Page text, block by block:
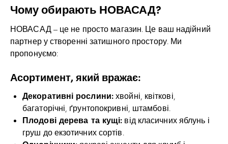
Чому обирають НОВАСАД?
НОВАСАД – це не просто магазин. Це ваш надійний
партнер у створенні затишного простору. Ми
пропонуємо:
Асортимент, який вражає:
Декоративні рослини: хвойні, квіткові,
багаторічні, ґрунтопокривні, штамбові.
Плодові дерева та кущі: від класичних яблунь і
груш до екзотичних сортів.